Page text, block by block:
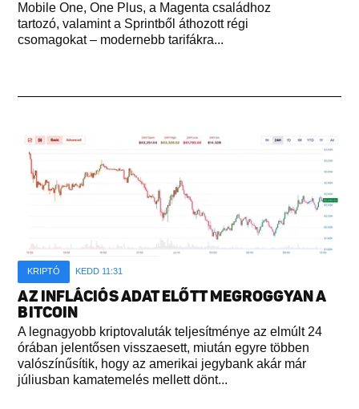
Mobile One, One Plus, a Magenta családhoz
tartozó, valamint a Sprintből áthozott régi
csomagokat – modernebb tarifákra...
KRIPTÓ KEDD 11:31
AZ INFLÁCIÓS ADAT ELŐTT MEGROGGYAN A
BITCOIN
A legnagyobb kriptovaluták teljesítménye az elmúlt 24
órában jelentősen visszaesett, miután egyre többen
valószínűsítik, hogy az amerikai jegybank akár már
júliusban kamatemelés mellett dönt...